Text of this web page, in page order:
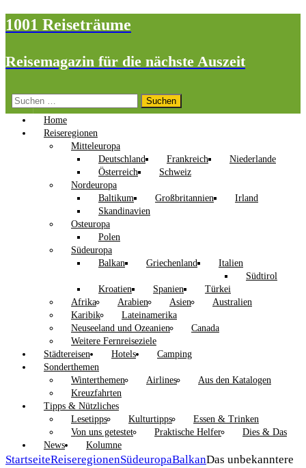
1001 Reiseträume
Reisemagazin für die nächste Auszeit
Suchen
nach:
Home
Reiseregionen
Mitteleuropa
Deutschland
Frankreich
Niederlande
Österreich
Schweiz
Nordeuropa
Baltikum
Großbritannien
Irland
Skandinavien
Osteuropa
Polen
Südeuropa
Balkan
Griechenland
Italien
Südtirol
Kroatien
Spanien
Türkei
Afrika
Arabien Asien
Australien
Karibik
Lateinamerika
Neuseeland und Ozeanien
Canada
Weitere Fernreiseziele
Städtereisen
Hotels
Camping
Sonderthemen
Winterthemen
Airlines
Aus den Katalogen
Kreuzfahrten
Tipps & Nützliches
Lesetipps
Kulturtipps
Essen & Trinken
Von uns getestet
Praktische Helfer
Dies & Das
News
Kolumne
StartseiteReiseregionenSüdeuropaBalkanDas unbekanntere